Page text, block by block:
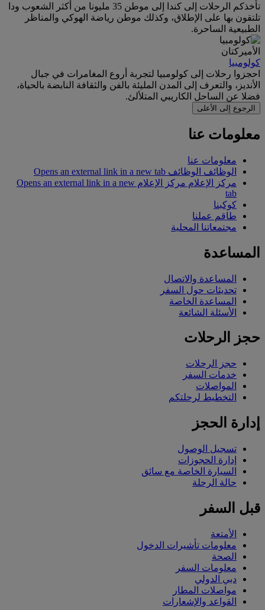
تأخذكم الرحلات إلى كندا إلى موطن 35 مليونا من أكثر الشعوب ودا
تلتقون بها على الإطلاق، وكذلك موطن رياضة الهوكي والمناظر
الطبيعية الساحرة.
الأميركتان
كولومبيا
احجزوا رحلات إلى كولومبيا لتجربة أروع المغامرات في جبال
الأنديز، والتعرف إلى المدن المليئة بالفن والثقافة النابضة بالحياة،
فضلا عن الساحل الكاريبي المتلألئ.
الرجوع إلى الأعلى
معلومات عنا
معلومات عنا
الوظائف الوظائف Opens an external link in a new tab
مركز الإعلام
مركز الإعلام Opens an external link in a new
tab
كوكبنا
طاقم عملنا
مجتمعاتنا المحلية
المساعدة
المساعدة والاتصال
تحديثات حول السفر
المساعدة الخاصة
الأسئلة الشائعة
حجز الرحلات
حجز الرحلات
خدمات السفر
المواصلات
التخطيط لرحلتكم
إدارة الحجز
تسجيل الوصول
إدارة الحجوزات
السيارة الخاصة مع سائق
حالة الرحلة
قبل السفر
الأمتعة
معلومات تأشيرات الدخول
الصحة
معلومات السفر
دبي الدولي
مواصلات المطار
القواعد والإشعارات